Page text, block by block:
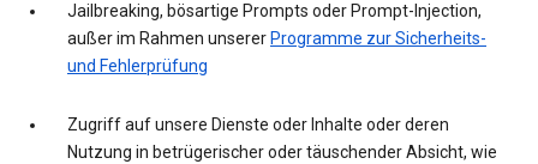
Jailbreaking, bösartige Prompts oder Prompt-Injection,
außer im Rahmen unserer Programme zur Sicherheits-
und Fehlerprüfung
Zugriff auf unsere Dienste oder Inhalte oder deren
Nutzung in betrügerischer oder täuschender Absicht, wie